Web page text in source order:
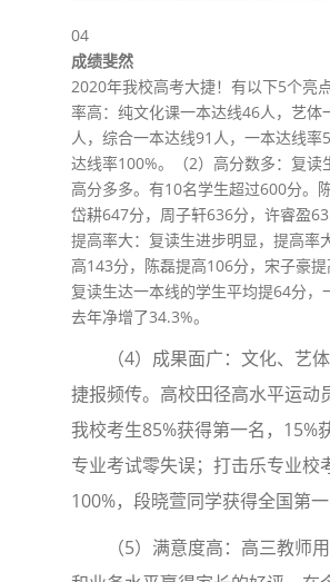
04
成绩斐然
2020年我校高考大捷！有以下5个亮
率高：纯文化课一本达线46人，艺体
人，综合一本达线91人，一本达线率
达线率100%。（2）高分数多：复读
高分多多。有10名学生超过600分。
岱耕647分，周子轩636分，许睿盈
提高率大：复读生进步明显，提高率
高143分，陈磊提高106分，宋子豪
复读生达一本线的学生平均提64分，
去年净增了34.3%。
（4）成果面广：文化、艺
捷报频传。高校田径高水平运动
我校考生85%获得第一名，15%
专业考试零失误；打击乐专业校
100%，段晓萱同学获得全国第一
（5）满意度高：高三教师